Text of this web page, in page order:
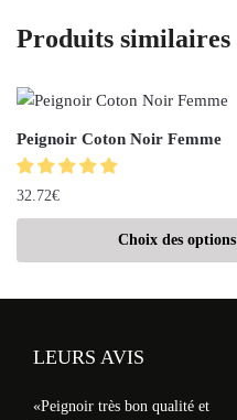
Produits similaires
Peignoir Coton Noir Femme
32.72€
Choix des options
LEURS AVIS
«Peignoir très bon qualité et